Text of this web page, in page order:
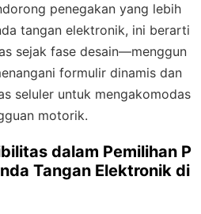
penegakan yang lebih
tangan elektronik, ini berarti
sejak fase desain—menggun
formulir dinamis dan
seluler untuk mengakomodas
motorik.
dalam Pemilihan P
Tangan Elektronik di